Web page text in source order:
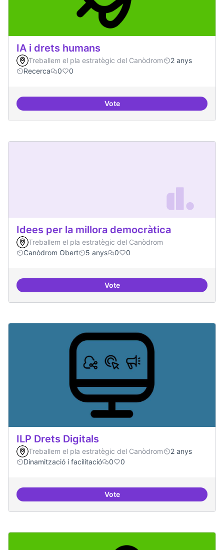
IA i drets humans
Treballem el pla estratègic del Canòdrom
2 anys
Recerca
0 0
VoteIA i drets humans
Idees per la millora democràtica
Treballem el pla estratègic del Canòdrom
Canòdrom Obert
5 anys 0 0
VoteIdees per la millora democràtica
ILP Drets Digitals
Treballem el pla estratègic del Canòdrom
2 anys
Dinamització i facilitació
0 0
VoteILP Drets Digitals